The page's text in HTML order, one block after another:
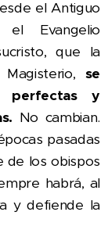
el Antiguo
Evangelio
que la
se
perfectas y
No cambian.
pasadas
de los obispos
habrá, al
y defiende la